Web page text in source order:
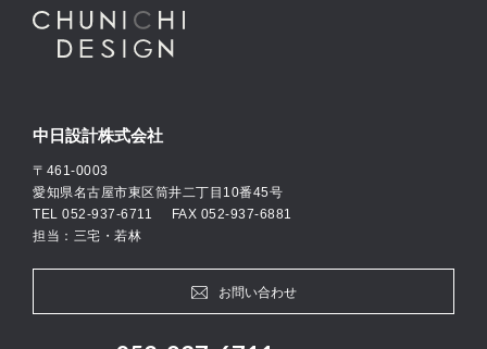
中日設計株式会社
〒461-0003
愛知県名古屋市東区筒井二丁目10番45号
TEL 052-937-6711 FAX 052-937-6881
担当：三宅・若林
お問い合わせ